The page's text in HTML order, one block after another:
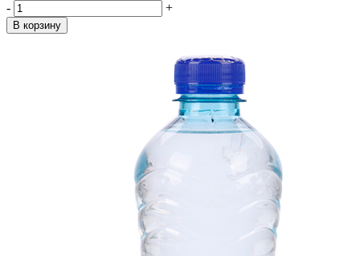
-
+
В корзину